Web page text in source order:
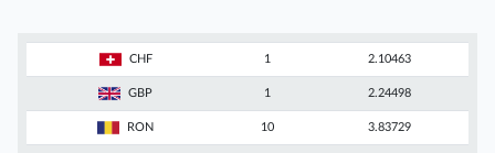
CHF 1 2.10463
GBP 1 2.24498
RON 10 3.83729